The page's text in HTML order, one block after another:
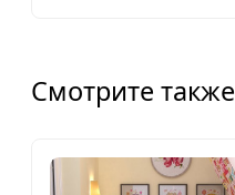
Смотрите также